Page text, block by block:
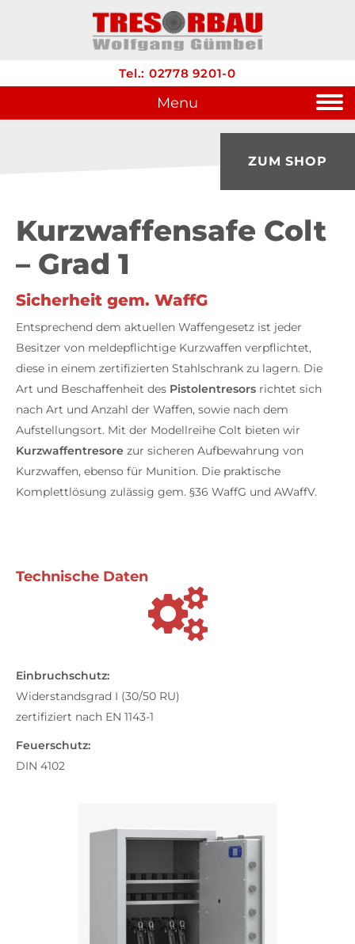
ZUM SHOP
Tel.: 02778 9201-0
Menu
Kurzwaffensafe Colt
– Grad 1
Sicherheit gem. WaffG
Entsprechend dem aktuellen Waffengesetz ist jeder
Besitzer von meldepflichtige Kurzwaffen verpflichtet,
diese in einem zertifizierten Stahlschrank zu lagern. Die
Art und Beschaffenheit des Pistolentresors richtet sich
nach Art und Anzahl der Waffen, sowie nach dem
Aufstellungsort. Mit der Modellreihe Colt bieten wir
Kurzwaffentresore zur sicheren Aufbewahrung von
Kurzwaffen, ebenso für Munition. Die praktische
Komplettlösung zulässig gem. §36 WaffG und AWaffV.
Technische Daten
Einbruchschutz:
Widerstandsgrad I (30/50 RU)
zertifiziert nach EN 1143-1
Feuerschutz:
DIN 4102